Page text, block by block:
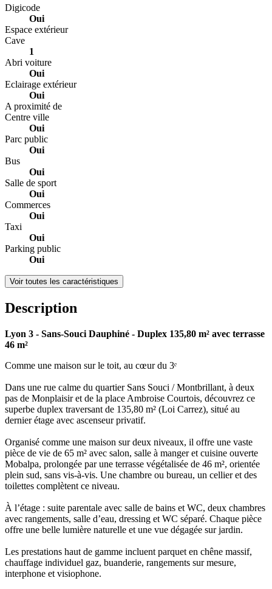
Digicode
Oui
Espace extérieur
Cave
1
Abri voiture
Oui
Eclairage extérieur
Oui
A proximité de
Centre ville
Oui
Parc public
Oui
Bus
Oui
Salle de sport
Oui
Commerces
Oui
Taxi
Oui
Parking public
Oui
Voir toutes les caractéristiques
Description
Lyon 3 - Sans-Souci Dauphiné - Duplex 135,80 m² avec terrasse
46 m²
Comme une maison sur le toit, au cœur du 3ᵉ
Dans une rue calme du quartier Sans Souci / Montbrillant, à deux
pas de Monplaisir et de la place Ambroise Courtois, découvrez ce
superbe duplex traversant de 135,80 m² (Loi Carrez), situé au
dernier étage avec ascenseur privatif.
Organisé comme une maison sur deux niveaux, il offre une vaste
pièce de vie de 65 m² avec salon, salle à manger et cuisine ouverte
Mobalpa, prolongée par une terrasse végétalisée de 46 m², orientée
plein sud, sans vis-à-vis. Une chambre ou bureau, un cellier et des
toilettes complètent ce niveau.
À l’étage : suite parentale avec salle de bains et WC, deux chambres
avec rangements, salle d’eau, dressing et WC séparé. Chaque pièce
offre une belle lumière naturelle et une vue dégagée sur jardin.
Les prestations haut de gamme incluent parquet en chêne massif,
chauffage individuel gaz, buanderie, rangements sur mesure,
interphone et visiophone.